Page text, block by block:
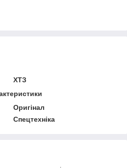
ХТЗ
Оригінал
Спецтехніка